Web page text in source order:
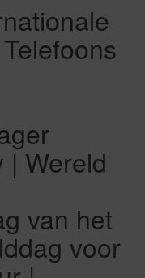
| Wereld
van het
voor